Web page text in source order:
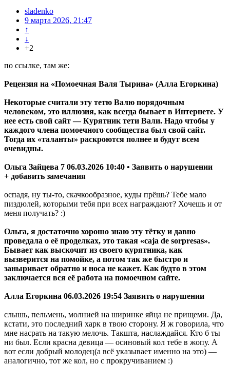
sladenko
9 марта 2026, 21:47
↑
↓
+2
по ссылке, там же:
Рецензия на «Помоечная Валя Тырина» (Алла Егоркина)
Некоторые считали эту тетю Валю порядочным
человеком, это иллюзия, как всегда бывает в Интернете. У
нее есть свой сайт — Курятник тети Вали. Надо чтобы у
каждого члена помоечного сообщества был свой сайт.
Тогда их «таланты» раскроются полнее и будут всем
очевидны.
Ольга Зайцева 7 06.03.2026 10:40 • Заявить о нарушении
+ добавить замечания
оспадя, ну ты-то, скачкообразное, куды прёшь? Тебе мало
пиздюлей, которыми тебя при всех награждают? Хочешь и от
меня получать? :)
Ольга, я достаточно хорошо знаю эту тётку и давно
проведала о её проделках, это такая «caja de sorpresas».
Бывает как выскочит из своего курятника, как
вызверится на помойке, а потом так же быстро и
заныривает обратно и носа не кажет. Как будто в этом
заключается вся её работа на помоечном сайте.
Алла Егоркина 06.03.2026 19:54 Заявить о нарушении
слышь, пельмень, молнией на ширинке яйца не прищеми. Да,
кстати, это последний харк в твою сторону. Я ж говорила, что
мне насрать на такую мелочь. Такшта, наслаждайся. Кто б ты
ни был. Если красна девица — осиновый кол тебе в жопу. А
вот если добрый молодец(а всё указывает именно на это) —
аналогично, тот же кол, но с прокручиванием :)